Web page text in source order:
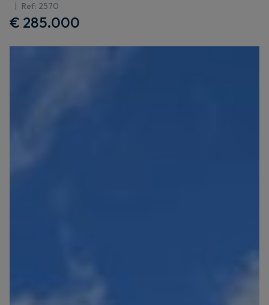
Ref: 2570
€ 285.000